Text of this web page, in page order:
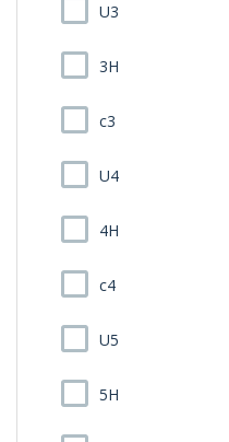
U3
3H
c3
U4
4H
c4
U5
5H